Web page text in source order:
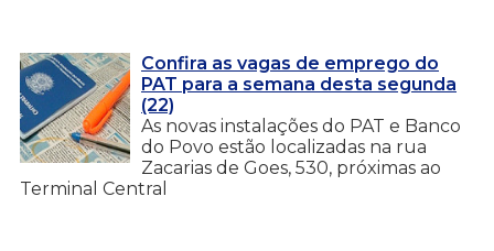
Confira as vagas de emprego do
PAT para a semana desta segunda
(22)
As novas instalações do PAT e Banco
do Povo estão localizadas na rua
Zacarias de Goes, 530, próximas ao
Terminal Central